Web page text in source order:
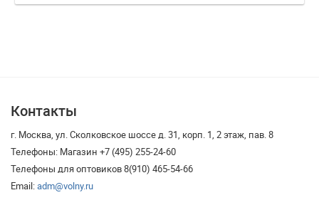
Контакты
г. Москва, ул. Сколковское шоссе д. 31, корп. 1, 2 этаж, пав. 8
Телефоны: Магазин +7 (495) 255-24-60
Телефоны для оптовиков 8(910) 465-54-66
Email:adm@volny.ru